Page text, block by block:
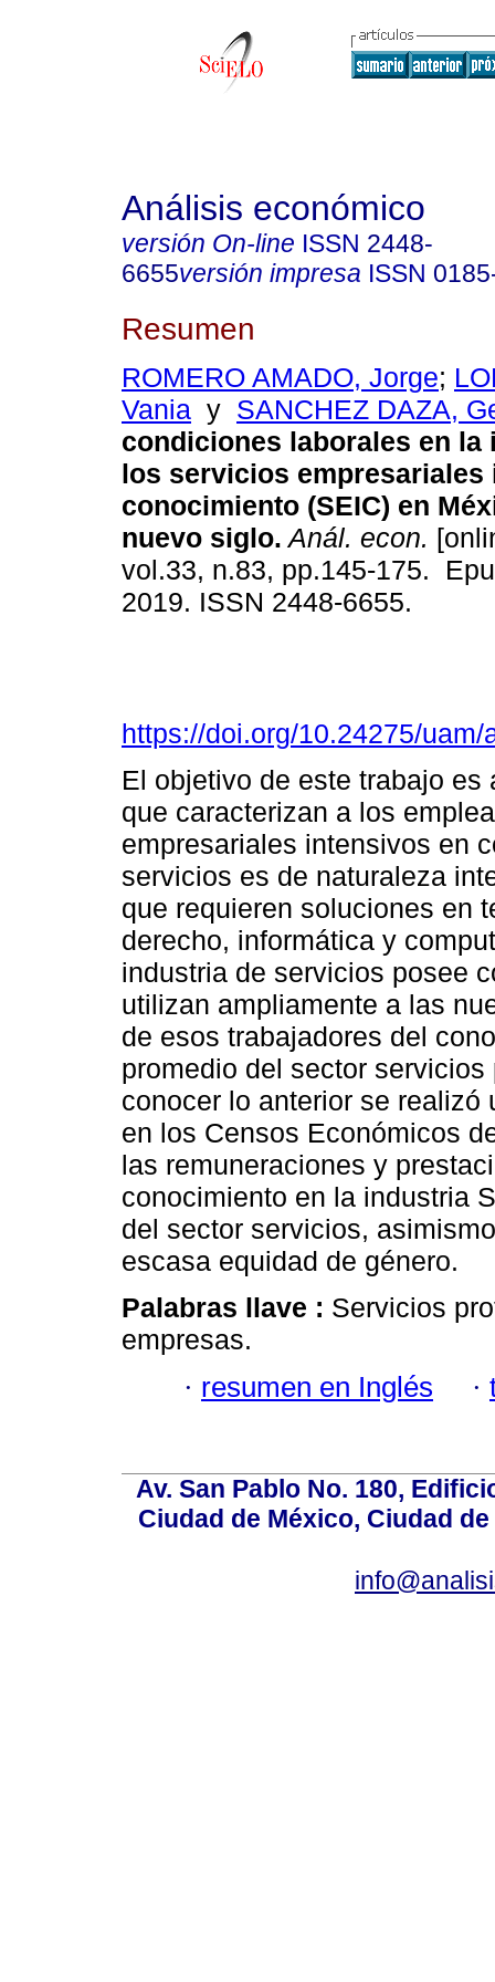
Análisis económico
versión On-line ISSN 2448-
6655versión impresa ISSN
Resumen
ROMERO AMADO, Jorge;
Vania y SANCHEZ DAZA,
condiciones laborales en la
los servicios empresariales
conocimiento (SEIC) en
nuevo siglo. Anál. econ.
vol.33, n.83, pp.145-175.
2019. ISSN 2448-6655.
https://doi.org/10.24275/
El objetivo de este trabajo
que caracterizan a los
empresariales intensivos en
servicios es de naturaleza
que requieren soluciones en
derecho, informática y
industria de servicios posee
utilizan ampliamente a las
de esos trabajadores del
promedio del sector
conocer lo anterior se
en los Censos Económicos
las remuneraciones y
conocimiento en la industria
del sector servicios,
escasa equidad de género.
Palabras llave : Servicios
empresas.
· resumen en Inglés ·
Av. San Pablo No. 180,
Ciudad de México, Ciudad